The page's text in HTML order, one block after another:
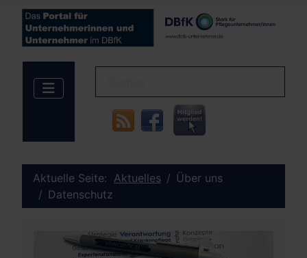
Aktuelle Seite: Aktuelles
Über uns
Datenschutz